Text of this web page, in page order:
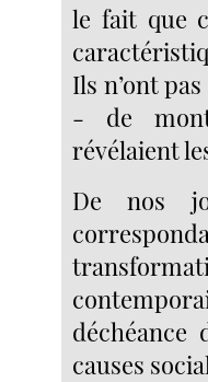
le fait que
Ils n’ont
- de
révélaient
De nos
déchéance
causes